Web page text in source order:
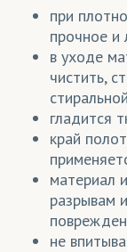
Неопрен
Ниагара
Ника
Нитки
Оксфорд
Олимп
Пикачо
при
прочное и
в уходе
чистить,
гладится
край
материал
разрывам
не